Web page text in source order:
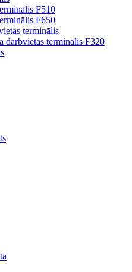
F510
F650
terminālis
darbvietas terminālis F320